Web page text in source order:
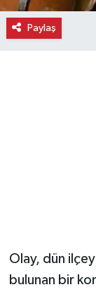
Paylaş
Olay, dün
bulunan bir
İlçe
Siyaset